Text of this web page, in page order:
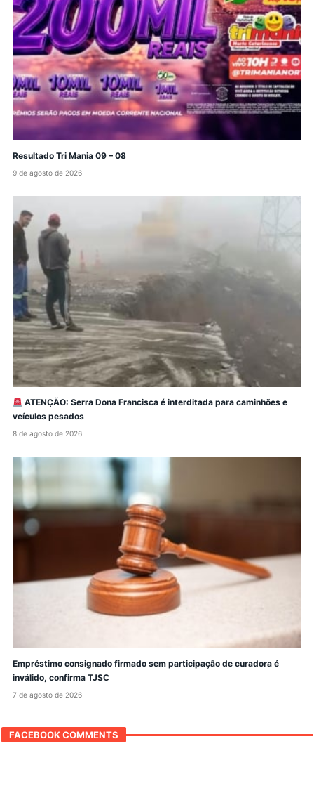
Resultado Tri Mania 09 – 08
9 de agosto de 2026
ATENÇÃO: Serra Dona Francisca é interditada para caminhões e
veículos pesados
8 de agosto de 2026
Empréstimo consignado firmado sem participação de curadora é
inválido, confirma TJSC
7 de agosto de 2026
FACEBOOK COMMENTS